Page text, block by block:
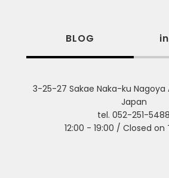
BLOG
3-25-27 Sakae Naka-ku
Japan
tel. 052-251-5488
12:00 - 19:00 / Closed on